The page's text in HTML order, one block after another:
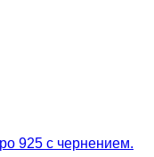
925 с чернением.